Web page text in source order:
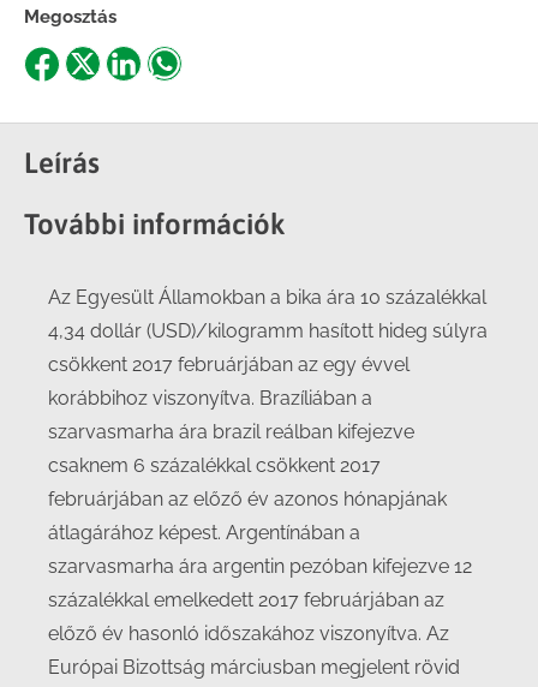
Megosztás
Share
Facebook
Share
X
ShareShare
Leírás
További információk
Az Egyesült Államokban a bika ára 10 százalékkal
4,34 dollár (USD)/kilogramm hasított hideg súlyra
csökkent 2017 februárjában az egy évvel
korábbihoz viszonyítva. Brazíliában a
szarvasmarha ára brazil reálban kifejezve
csaknem 6 százalékkal csökkent 2017
februárjában az előző év azonos hónapjának
átlagárához képest. Argentínában a
szarvasmarha ára argentin pezóban kifejezve 12
százalékkal emelkedett 2017 februárjában az
előző év hasonló időszakához viszonyítva. Az
Európai Bizottság márciusban megjelent rövid